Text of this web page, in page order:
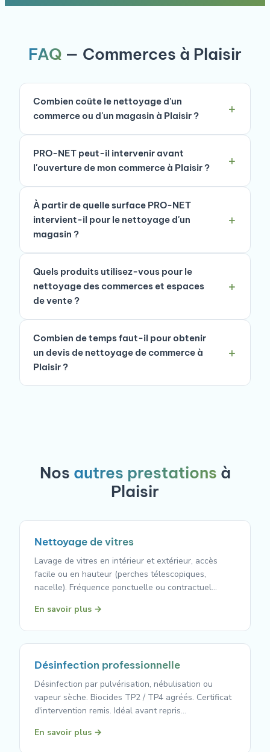
FAQ — Commerces à Plaisir
Combien coûte le nettoyage d'un
commerce ou d'un magasin à Plaisir ?
PRO-NET peut-il intervenir avant
l'ouverture de mon commerce à Plaisir ?
À partir de quelle surface PRO-NET
intervient-il pour le nettoyage d'un
magasin ?
Quels produits utilisez-vous pour le
nettoyage des commerces et espaces
de vente ?
Combien de temps faut-il pour obtenir
un devis de nettoyage de commerce à
Plaisir ?
Nos autres prestations à
Plaisir
Nettoyage de vitres
Lavage de vitres en intérieur et extérieur, accès
facile ou en hauteur (perches télescopiques,
nacelle). Fréquence ponctuelle ou contractuel…
En savoir plus →
Désinfection professionnelle
Désinfection par pulvérisation, nébulisation ou
vapeur sèche. Biocides TP2 / TP4 agréés. Certificat
d'intervention remis. Idéal avant repris…
En savoir plus →